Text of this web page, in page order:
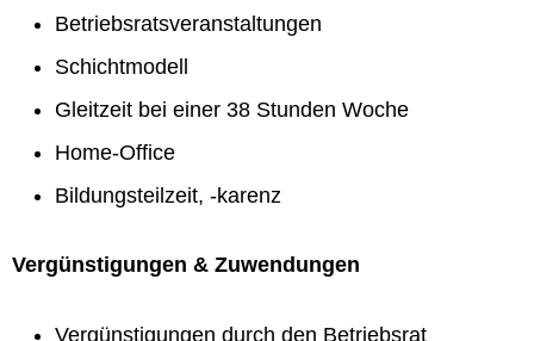
Betriebsratsveranstaltungen
Schichtmodell
Gleitzeit bei einer 38 Stunden Woche
Home-Office
Bildungsteilzeit, -karenz
Vergünstigungen & Zuwendungen
Vergünstigungen durch den Betriebsrat